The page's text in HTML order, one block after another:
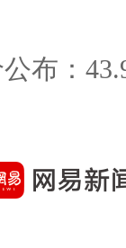
布：